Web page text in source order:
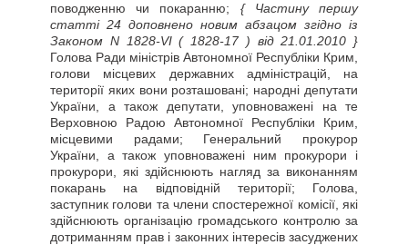
поводженню чи покаранню; { Частину першу
статті 24 доповнено новим абзацом згідно із
Законом N 1828-VI( 1828-17 ) від 21.01.2010 }
Голова Ради міністрів Автономної Республіки Крим,
голови місцевих державних адміністрацій, на
території яких вони розташовані; народні депутати
України, а також депутати, уповноважені на те
Верховною Радою Автономної Республіки Крим,
місцевими радами; Генеральний прокурор
України, а також уповноважені ним прокурори і
прокурори, які здійснюють нагляд за виконанням
покарань на відповідній території; Голова,
заступник голови та члени спостережної комісії, які
здійснюють організацію громадського контролю за
дотриманням прав і законних інтересів засуджених